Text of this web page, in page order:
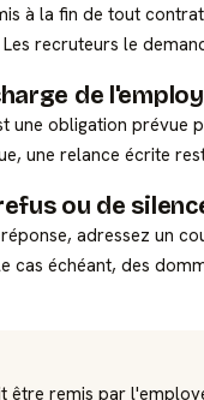
à la fin de tout
recruteurs le
de
une obligation
une relance écrite
ou de
adressez un
cas échéant, des
être remis par